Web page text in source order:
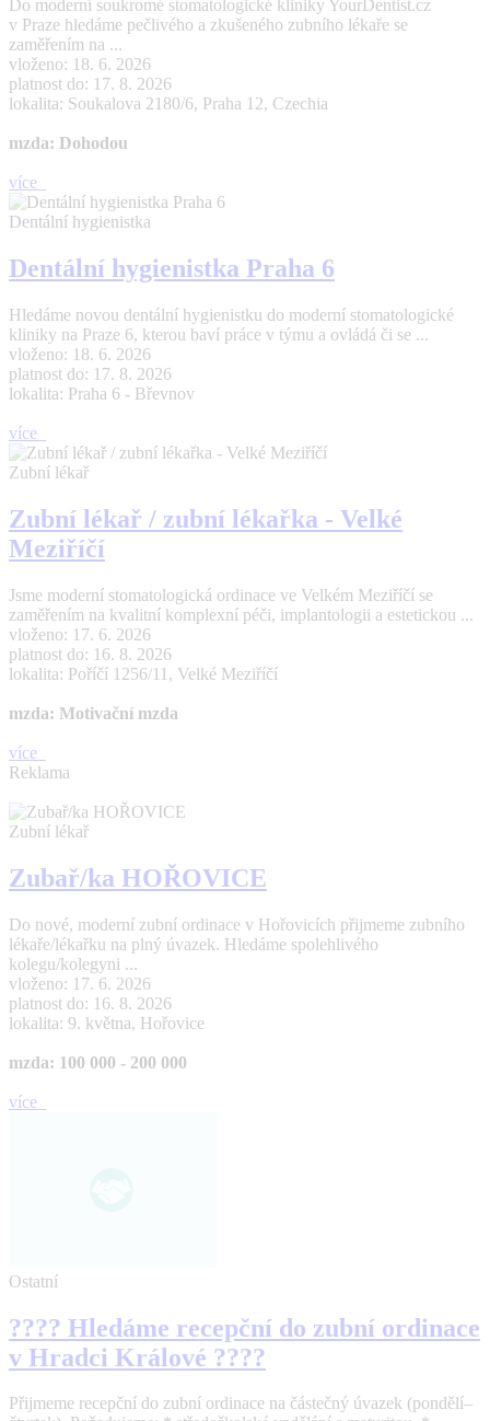
Do moderní soukromé stomatologické kliniky YourDentist.cz
v Praze hledáme pečlivého a zkušeného zubního lékaře se
zaměřením na ...
vloženo: 18. 6. 2026
platnost do: 17. 8. 2026
lokalita: Soukalova 2180/6, Praha 12, Czechia
mzda: Dohodou
více
Dentální hygienistka
Dentální hygienistka Praha 6
Hledáme novou dentální hygienistku do moderní stomatologické
kliniky na Praze 6, kterou baví práce v týmu a ovládá či se ...
vloženo: 18. 6. 2026
platnost do: 17. 8. 2026
lokalita: Praha 6 - Břevnov
více
Zubní lékař
Zubní lékař / zubní lékařka - Velké
Meziříčí
Jsme moderní stomatologická ordinace ve Velkém Meziříčí se
zaměřením na kvalitní komplexní péči, implantologii a estetickou ...
vloženo: 17. 6. 2026
platnost do: 16. 8. 2026
lokalita: Poříčí 1256/11, Velké Meziříčí
mzda: Motivační mzda
více
Reklama
Zubní lékař
Zubař/ka HOŘOVICE
Do nové, moderní zubní ordinace v Hořovicích přijmeme zubního
lékaře/lékařku na plný úvazek. Hledáme spolehlivého
kolegu/kolegyni ...
vloženo: 17. 6. 2026
platnost do: 16. 8. 2026
lokalita: 9. května, Hořovice
mzda: 100 000 - 200 000
více
Ostatní
???? Hledáme recepční do zubní ordinace
v Hradci Králové ????
Přijmeme recepční do zubní ordinace na částečný úvazek (pondělí–